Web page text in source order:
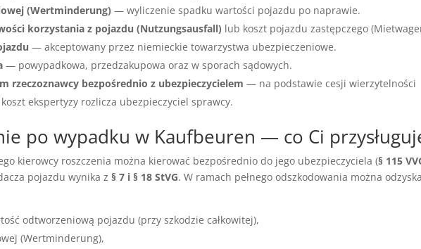
(Wertminderung) — wyliczenie spadku wartości pojazdu po naprawie.
korzystania z pojazdu (Nutzungsausfall) lub koszt pojazdu zastępczego
— akceptowany przez niemieckie towarzystwa ubezpieczeniowe.
— powypadkowa, przedzakupowa oraz w sporach sądowych.
rzeczoznawcy bezpośrednio z ubezpieczycielem — na podstawie cesji wierzytelności
ekspertyzy rozlicza ubezpieczyciel sprawcy.
po wypadku w Kaufbeuren — co Ci
kierowcy roszczenia można kierować bezpośrednio do jego ubezpieczyciela (§ 115
pojazdu wynika z§ 7 i § 18 StVG. W ramach pełnego odszkodowania można
odtworzeniową pojazdu (przy szkodzie całkowitej),
(Wertminderung),